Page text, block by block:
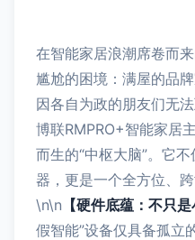
在智能家居浪潮席卷而
尴尬的困境：满屋的品
因各自为政的朋友们无
博联RMPRO+智能家居
而生的“中枢大脑”。它
器，更是一个全方位、
\n\n 【硬件底蕴：不只
假智能”设备仅具备孤立